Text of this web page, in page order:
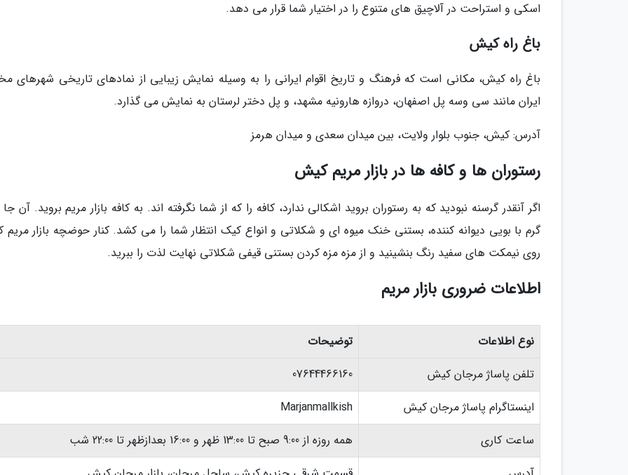
اسکی و استراحت در آلاچیق های متنوع را در اختیار شما قرار می دهد.
باغ راه کیش
باغ راه کیش، مکانی است که فرهنگ و تاریخ اقوام ایرانی را به وسیله نمایش زیبایی از نمادهای تاریخی شهرهای
ایران مانند سی وسه پل اصفهان، دروازه هارونیه مشهد، و پل دختر لرستان به نمایش می گذارد.
آدرس: کیش، جنوب بلوار ولایت، بین میدان سعدی و میدان هرمز
رستوران ها و کافه ها در بازار مریم کیش
اگر آنقدر گرسنه نبودید که به رستوران بروید اشکالی ندارد، کافه را که از شما نگرفته اند. به کافه بازار مریم بروید. آن
گرم با بویی دیوانه کننده، بستنی خنک میوه ای و شکلاتی و انواع کیک انتظار شما را می کشد. کنار حوضچه بازار
روی نیمکت های سفید رنگ بنشینید و از مزه مزه کردن بستنی قیفی شکلاتی نهایت لذت را ببرید.
اطلاعات ضروری بازار مریم
نوع اطلاعات
توضیحات
تلفن پاساژ مرجان کیش
07644466160
اینستاگرام پاساژ مرجان کیش
Marjanmallkish
ساعت کاری
همه روزه از 9:00 صبح تا 13:00 ظهر و 16:00 بعدازظهر تا 22:00 شب